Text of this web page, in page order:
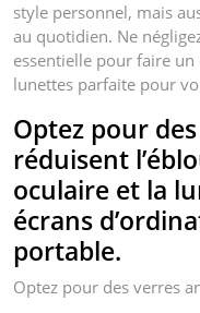
style personnel, mais
au quotidien. Ne
essentielle pour faire
lunettes parfaite pour
Optez pour
réduisent
oculaire et la
écrans
portable.
Optez pour des verres